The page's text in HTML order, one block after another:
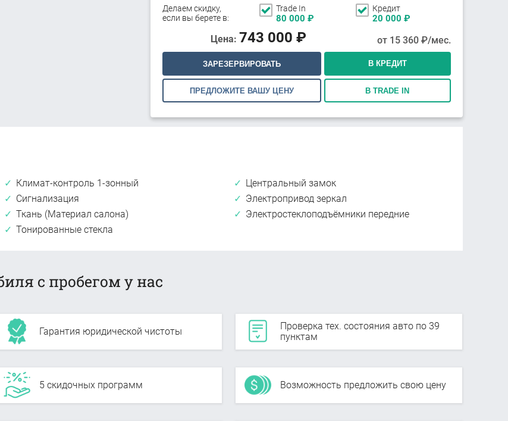
Делаем скидку,
если вы берете в:
Trade In
80 000 ₽
Кредит
20 000 ₽
Цена: 743 000 ₽ от 15 360₽/мес.
ЗАРЕЗЕРВИРОВАТЬ В КРЕДИТ
ПРЕДЛОЖИТЕ ВАШУ ЦЕНУ В TRADE IN
Климат-контроль 1-зонный
Сигнализация
Ткань (Материал салона)
Тонированные стекла
Центральный замок
Электропривод зеркал
Электростеклоподъёмники передние
с пробегом у нас
Гарантия юридической чистоты
Проверка тех. состояния авто по 39
пунктам
5 скидочных программ Возможность предложить свою цену